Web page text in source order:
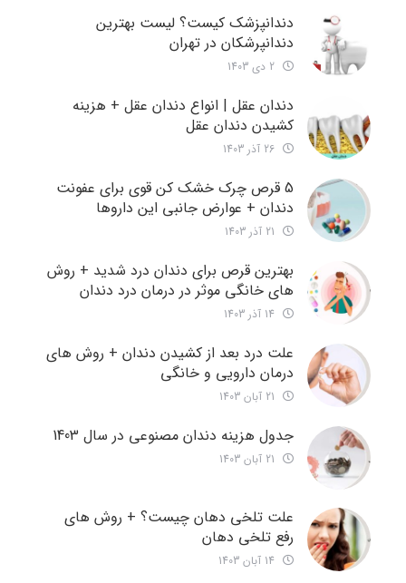
دندانپزشک کیست؟ لیست بهترین
دندانپرشکان در تهران
دندان عقل | انواع دندان عقل + هزینه
کشیدن دندان عقل
5 قرص چرک خشک کن قوی برای عفونت
دندان + عوارض جانبی این داروها
بهترین قرص برای دندان درد شدید + روش
های خانگی موثر در درمان درد دندان
علت درد بعد از کشیدن دندان + روش های
درمان دارویی و خانگی
جدول هزینه دندان مصنوعی در سال 1403
علت تلخی دهان چیست؟ + روش های
رفع تلخی دهان